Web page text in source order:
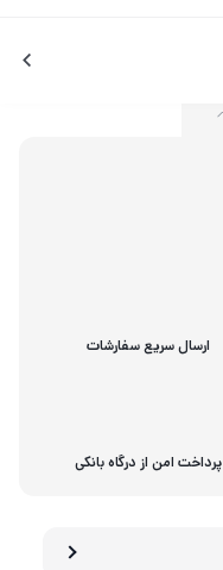
ارسال سریع سفارشات
پرداخت امن از درگاه بانکی